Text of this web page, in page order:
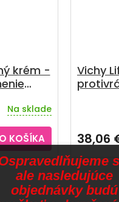
krém -
Na sklade
KOŠÍKA
Vichy
produktu
je
5,0
z
5
hviezdičiek.
38,06
ale nasledujúce
objednávky budú